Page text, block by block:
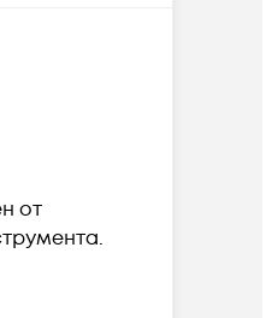
от